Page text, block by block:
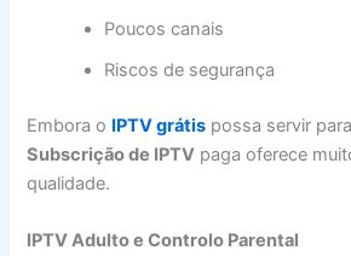
Poucos canais
Riscos de segurança
Embora o IPTV grátis possa servir
Subscrição de IPTV paga oferece
qualidade.
IPTV Adulto e Controlo Parental